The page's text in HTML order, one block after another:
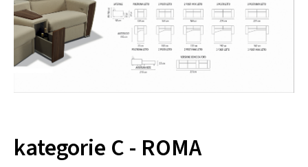
kategorie C - ROMA